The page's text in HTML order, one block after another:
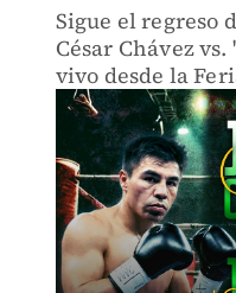
Sigue el regreso
César Chávez
vivo desde la